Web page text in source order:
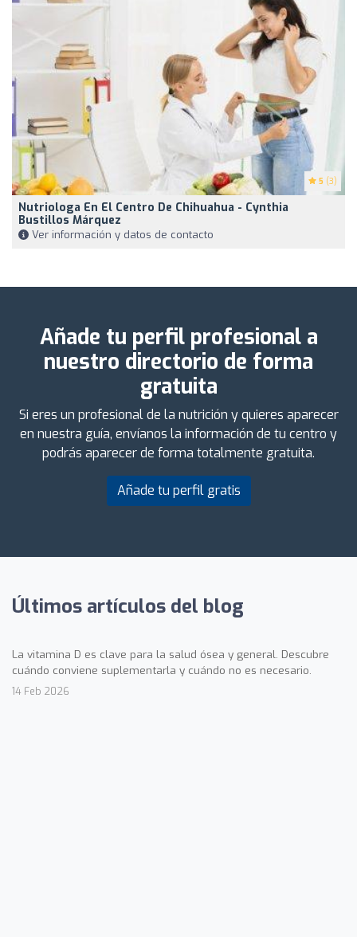
5 (3)
Nutriologa En El Centro De Chihuahua - Cynthia
Bustillos Márquez
Ver información y datos de contacto
Añade tu perfil profesional a
nuestro directorio de forma
gratuita
Si eres un profesional de la nutrición y quieres aparecer
en nuestra guía, envíanos la información de tu centro y
podrás aparecer de forma totalmente gratuita.
Añade tu perfil gratis
Últimos artículos del blog
La vitamina D es clave para la salud ósea y general. Descubre
cuándo conviene suplementarla y cuándo no es necesario.
14 Feb 2026